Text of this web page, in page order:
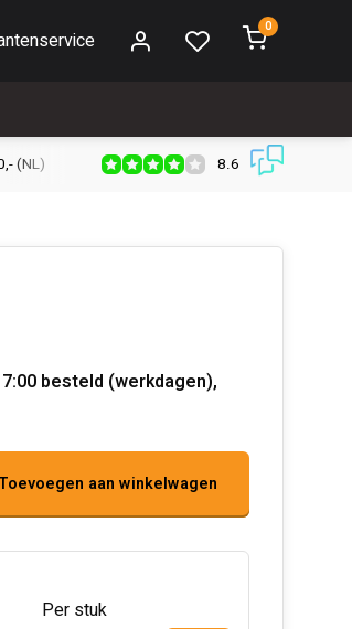
0
(NL) Verzendkosten € 2,95 (NL)
8.6
besteld (werkdagen),
Toevoegen aan winkelwagen
Per stuk